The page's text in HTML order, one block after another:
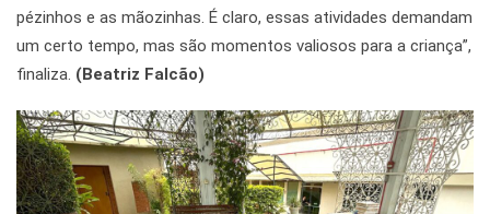
pézinhos e as mãozinhas. É claro, essas atividades demandam
um certo tempo, mas são momentos valiosos para a criança”,
finaliza. (Beatriz Falcão)